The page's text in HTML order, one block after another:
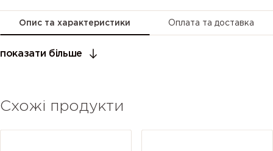
Опис та характеристики Оплата та доставка
показати більше
Схожі продукти